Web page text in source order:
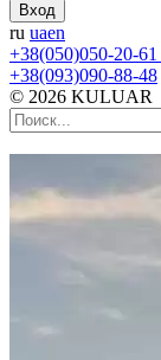
Вход
ru uaen
+38(050)050-20-61
+38(093)090-88-48
© 2026 KULUAR